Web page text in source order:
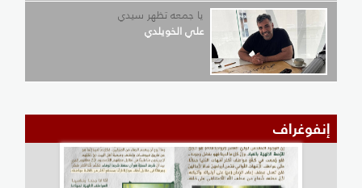
يا جمعه تظهر سيدي
علي الخويلدي
إنفوغراف